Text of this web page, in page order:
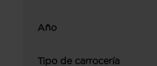
Año
Tipo de carrocería